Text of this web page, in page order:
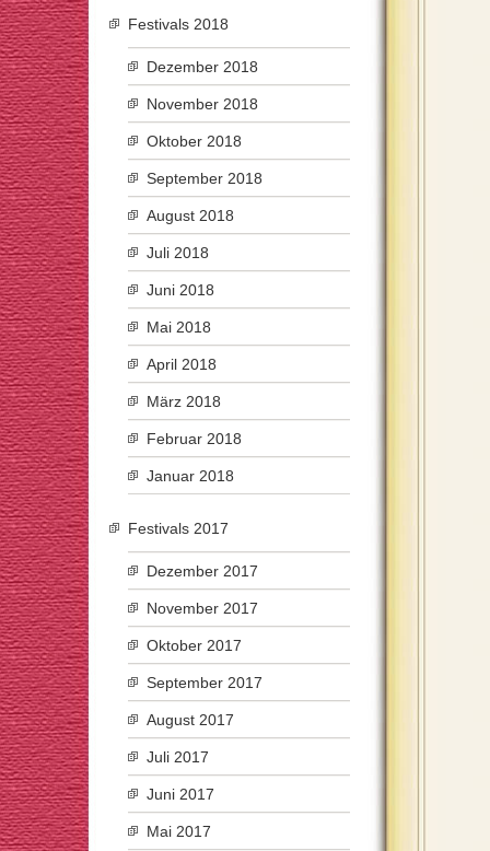
Festivals 2018
Dezember 2018
November 2018
Oktober 2018
September 2018
August 2018
Juli 2018
Juni 2018
Mai 2018
April 2018
März 2018
Februar 2018
Januar 2018
Festivals 2017
Dezember 2017
November 2017
Oktober 2017
September 2017
August 2017
Juli 2017
Juni 2017
Mai 2017